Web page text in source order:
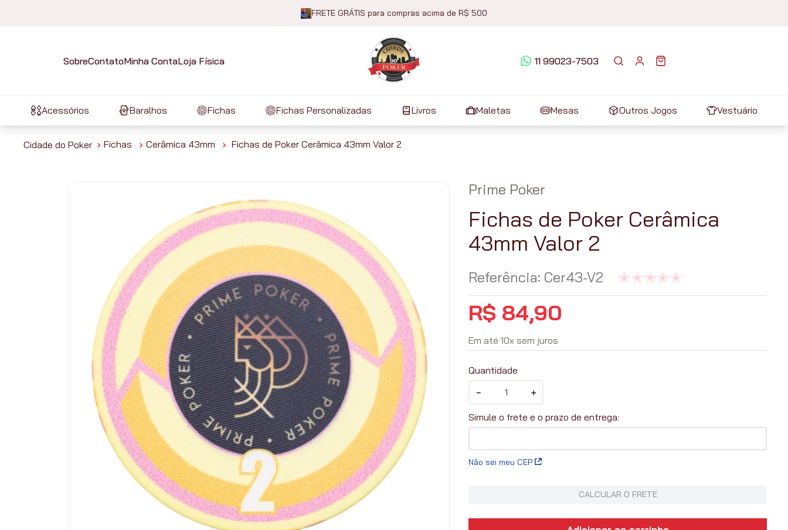
FRETE GRÁTIS para compras acima de R$ 500
SobreContatoMinha ContaLoja Física 11 99023-7503
Acessórios Baralhos Fichas Fichas Personalizadas Livros Maletas Mesas Outros Jogos Vestuário
Fichas Cerâmica 43mm Fichas de Poker Cerâmica 43mm Valor 2
Prime Poker
Fichas de Poker Cerâmica
43mm Valor 2
Referência: Cer43-V2
R$ 84,90
Em até10x sem juros
Quantidade
＋
－
Não sei meu CEP
CALCULAR O FRETE